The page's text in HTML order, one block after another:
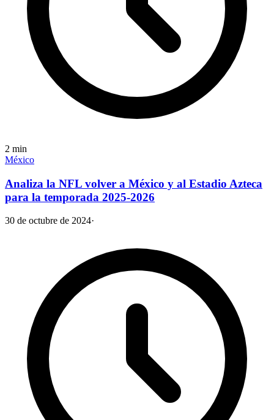
2 min
México
Analiza la NFL volver a México y al Estadio Azteca
para la temporada 2025-2026
30 de octubre de 2024·